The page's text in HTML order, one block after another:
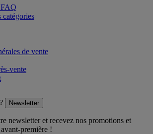
catégories
de vente
vente
Newsletter
newsletter et recevez nos promotions et
première !